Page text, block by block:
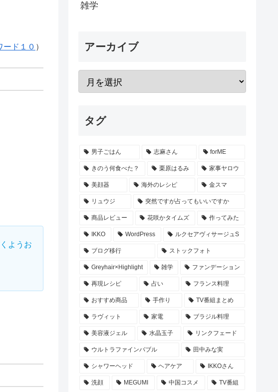
ード１０ ）
ようお
雑学
アーカイブ
タグ
男子ごはん 志麻さん forME
きのう何食べた？ 栗原はるみ 家事ヤロウ
美顔器 海外のレシピ 金スマ
リュウジ 突然ですが占ってもいいですか
商品レビュー 花咲かタイムズ 作ってみた
IKKO WordPress ルクセアヴィサージュS
ブログ移行 ストックフォト
Greyhair×Highlight 雑学 ファンデーション
再現レシピ 占い フランス料理
おすすめ商品 手作り TV番組まとめ
ラヴィット 家電 ブラジル料理
美容液ジェル 水晶玉子 リンクフェード
ウルトラファインバブル 田中みな実
シャワーヘッド ヘアケア IKKOさん
洗顔 MEGUMI 中国コスメ TV番組